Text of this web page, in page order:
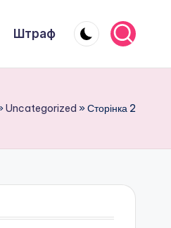
Штраф
Uncategorized »Сторінка 2